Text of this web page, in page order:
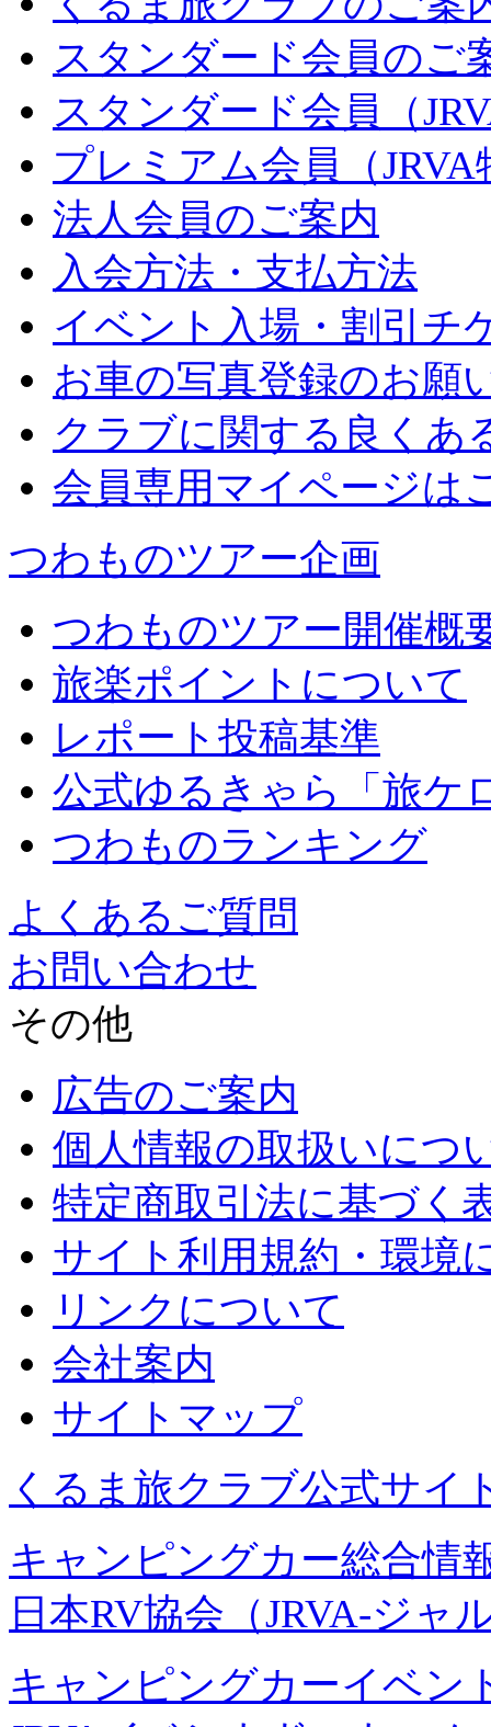
スタンダード会員のご
スタンダード会員（
プレミアム会員（
法人会員のご案内
入会方法・支払方法
イベント入場・割引チ
お車の写真登録のお願
クラブに関する良くあ
会員専用マイページは
つわものツアー企画
つわものツアー開催概
旅楽ポイントについて
レポート投稿基準
公式ゆるきゃら「旅ケ
つわものランキング
よくあるご質問
お問い合わせ
その他
広告のご案内
個人情報の取扱いにつ
特定商取引法に基づく
サイト利用規約・環境
リンクについて
会社案内
サイトマップ
くるま旅クラブ公式サイ
キャンピングカー総合情
日本RV協会（JRVA-ジャ
キャンピングカーイベン